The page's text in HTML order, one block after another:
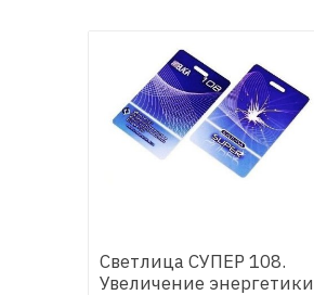
Светлица СУПЕР 108.
Увеличение энергетики